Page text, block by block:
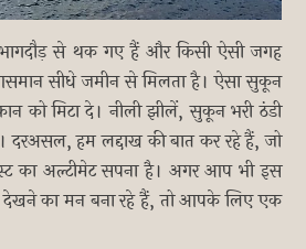
भागदौड़ से थक गए हैं और किसी ऐसी जगह
सीधे जमीन से मिलता है। ऐसा सुकून
को मिटा दे। नीली झीलें, सुकून भरी ठंडी
हम लद्दाख की बात कर रहे हैं, जो
का अल्टीमेट सपना है। अगर आप भी इस
का मन बना रहे हैं, तो आपके लिए एक